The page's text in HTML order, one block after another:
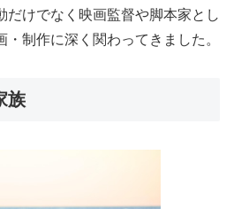
だけでなく映画監督や脚本家とし
制作に深く関わってきました。
族